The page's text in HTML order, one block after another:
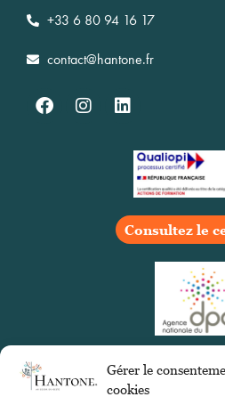
Gérer le
cookies
+33 6 80 94 16 17
contact@hantone.fr
Consultez le